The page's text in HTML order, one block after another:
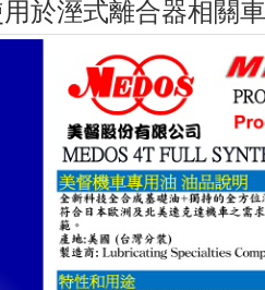
於溼式離合器相關